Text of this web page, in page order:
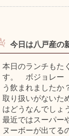
今日は八戸産の
本日のランチもた
す。 ボジョレー
う飲まれました
取り扱いがないた
はどうなんでしょ
最近ではスーパー
ヌーボーが出てる